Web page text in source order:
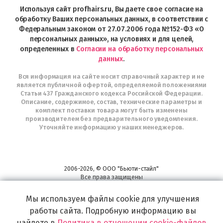
Telegram
Используя сайт profhairs.ru, Вы даете свое согласие на
обработку Ваших персональных данных, в соответствии с
Федеральным законом от 27.07.2006 года №152-ФЗ «О
персональных данных», на условиях и для целей,
определенных в Согласии на обработку персональных
данных.
Вся информация на сайте носит справочный характер и не
является публичной офертой, определяемой положениями
Статьи 437 Гражданского кодекса Российской Федерации.
Описание, содержимое, состав, технические параметры и
комплект поставки товара могут быть изменены
производителем без предварительного уведомления.
Уточняйте информацию у наших менеджеров.
2006-2026, © ООО "Бьюти-стайл"
Все права защищены
Широкий выбор инструментов, аксессуаров и принадлежностей для
воплощения
самых изысканных и необычных идей по созданию Вашего образа и стиля.
Мы используем файлы cookie для улучшения
работы сайта. Подробную информацию вы